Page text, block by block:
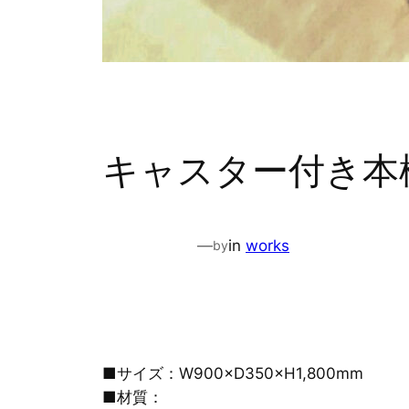
キャスター付き本
—byin works
■サイズ：W900×D350×H1,800mm
■材質：